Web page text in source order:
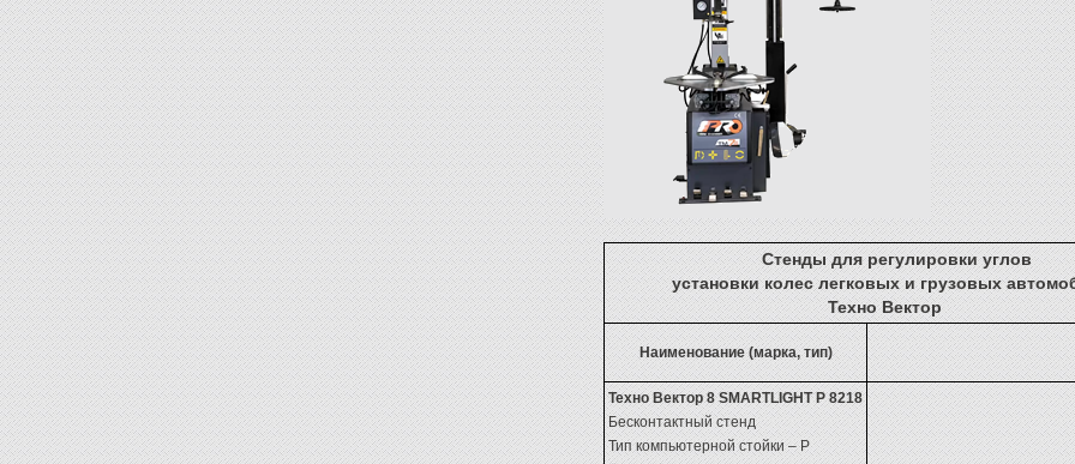
Стенды для регулировки углов
установки колес легковых и грузовых
Техно Вектор
Наименование (марка, тип)
Техно Вектор 8 SMARTLIGHT P 8218
Бесконтактный стенд
Тип компьютерной стойки – P